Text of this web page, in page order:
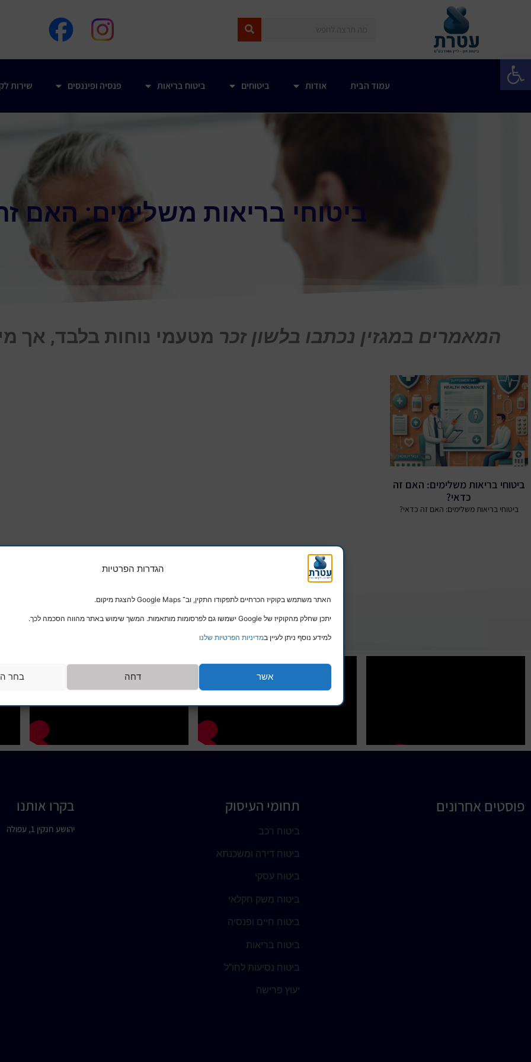
פתח סרגל נגישות
הגדרות הפרטיות
האתר משתמש בקוקיז הכרחיים לתפקודו התקין, וב־ Google Maps להצגת מיקום.
יתכן שחלק מהקוקיז של Google ישמשו גם לפרסומות מותאמות. המשך שימוש באתר מהווה הסכמה לכך.
למידע נוסף ניתן לעיין במדיניות הפרטיות שלנו
אשר דחה בחר
עמוד הבית אודות ביטוחים ביטוח בריאות פנסיה ופיננסים שירות
ביטוחי בריאות משלימים: האם
המאמרים במגזין נכתבו בלשון זכר מטעמי נוחות בלבד, אך
ביטוחי בריאות משלימים: האם זה
כדאי?
ביטוחי בריאות משלימים: האם זה כדאי?
פוסטים אחרונים תחומי העיסוק
ביטוח רכב
ביטוח דירה ומשכנתא
ביטוח עסקי
ביטוח משק חקלאי
ביטוח חיים ופנסיה
ביטוח בריאות
ביטוח נסיעות לחו"ל
יעוץ פרישה
בקרו אותנו
יהושע חנקין 1, עפולה